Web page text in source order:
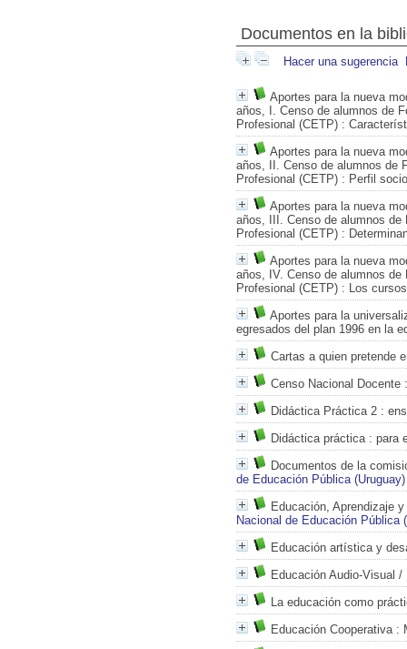
Documentos en la
Hacer una sugerencia
Aportes para la nueva
años, I. Censo de alumnos de
Profesional (CETP) :
Aportes para la nueva
años, II. Censo de alumnos de
Profesional (CETP) : Perfil
Aportes para la nueva
años, III. Censo de alumnos
Profesional (CETP) :
Aportes para la nueva
años, IV. Censo de alumnos
Profesional (CETP) : Los
Aportes para la
egresados del plan 1996 en la
Cartas a quien pretende
Censo Nacional Docente
Didáctica Práctica 2 :
Didáctica práctica: para
Documentos de la
de Educación Pública (Uruguay)
Educación, Aprendizaje
Nacional de Educación Pública
Educación artística y
Educación Audio-Visual /
La educación como
Educación Cooperativa: